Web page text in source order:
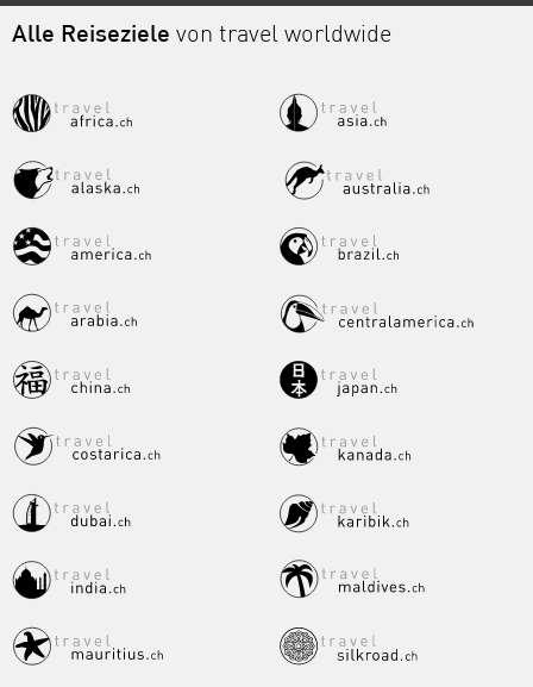
Alle Reiseziele von travel worldwide